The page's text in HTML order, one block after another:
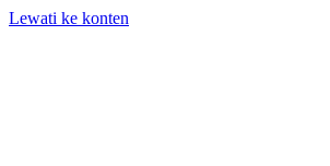
Lewati ke konten